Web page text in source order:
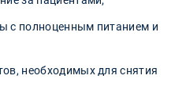
с полноценным питанием и
необходимых для снятия